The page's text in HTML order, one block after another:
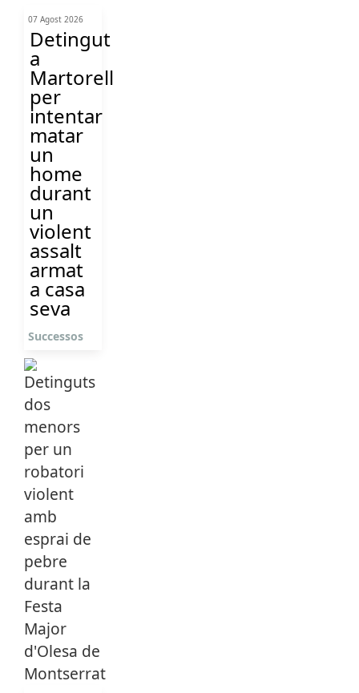
07 Agost 2026
Detingut
a
Martorell
per
intentar
matar
un
home
durant
un
violent
assalt
armat
a casa
seva
Successos